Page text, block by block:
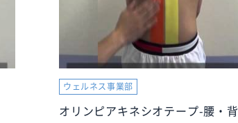
ウェルネス事業部
オリンピアキネシオテープ-腰・背